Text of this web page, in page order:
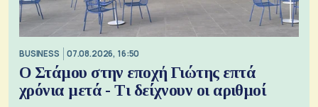
BUSINESS 07.08.2026, 16:50
Ο Στάμου στην εποχή Γιώτης επτά
χρόνια μετά - Τι δείχνουν οι αριθμοί